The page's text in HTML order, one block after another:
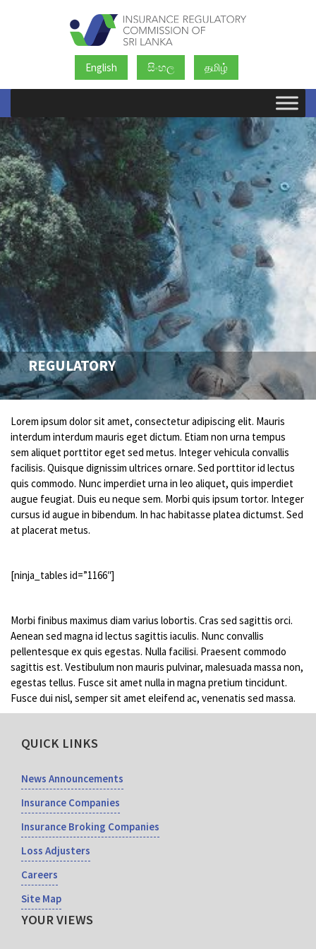
English සිංහල தமிழ்
REGULATORY
Lorem ipsum dolor sit amet, consectetur adipiscing elit. Mauris
interdum interdum mauris eget dictum. Etiam non urna tempus
sem aliquet porttitor eget sed metus. Integer vehicula convallis
facilisis. Quisque dignissim ultrices ornare. Sed porttitor id lectus
quis commodo. Nunc imperdiet urna in leo aliquet, quis imperdiet
augue feugiat. Duis eu neque sem. Morbi quis ipsum tortor. Integer
cursus id augue in bibendum. In hac habitasse platea dictumst. Sed
at placerat metus.
[ninja_tables id=”1166″]
Morbi finibus maximus diam varius lobortis. Cras sed sagittis orci.
Aenean sed magna id lectus sagittis iaculis. Nunc convallis
pellentesque ex quis egestas. Nulla facilisi. Praesent commodo
sagittis est. Vestibulum non mauris pulvinar, malesuada massa non,
egestas tellus. Fusce sit amet nulla in magna pretium tincidunt.
Fusce dui nisl, semper sit amet eleifend ac, venenatis sed massa.
QUICK LINKS
News Announcements
Insurance Companies
Insurance Broking Companies
Loss Adjusters
Careers
Site Map
YOUR VIEWS